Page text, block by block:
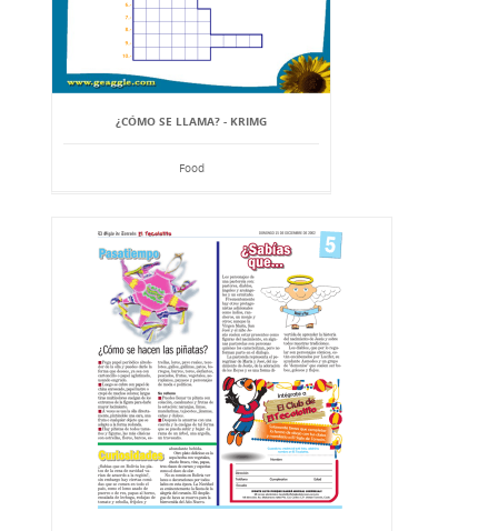
¿CÓMO SE LLAMA? - KRIMG
Food